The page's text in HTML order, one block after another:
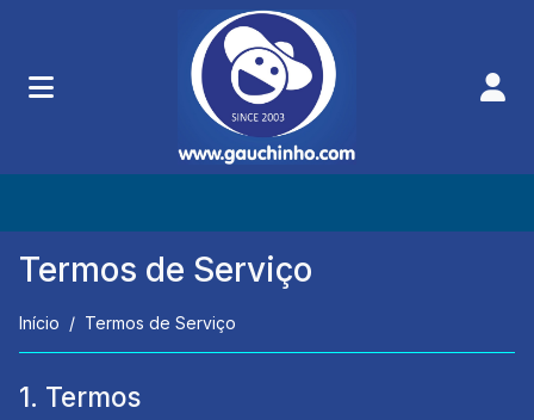
Termos de Serviço
Início Termos de Serviço
1. Termos